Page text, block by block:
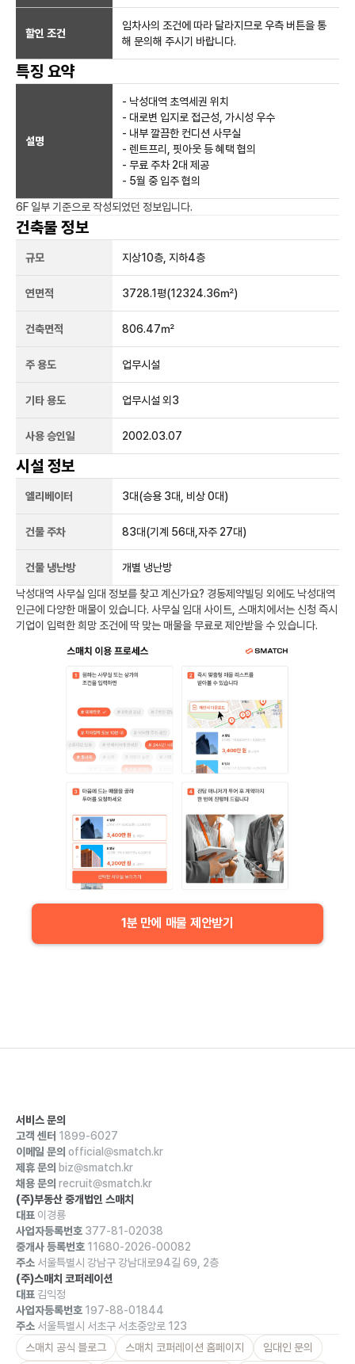
할인 조건
임차사의 조건에 따라 달라지므로 우측 버튼을 통
해 문의해 주시기 바랍니다.
특징 요약
설명
- 낙성대역 초역세권 위치
- 대로변 입지로 접근성, 가시성 우수
- 내부 깔끔한 컨디션 사무실
- 렌트프리, 핏아웃 등 혜택 협의
- 무료 주차 2대 제공
- 5월 중 입주 협의
6F 일부 기준으로 작성되었던 정보입니다.
건축물 정보
규모 지상10층, 지하4층
연면적 3728.1평(12324.36㎡)
건축면적 806.47㎡
주 용도 업무시설
기타 용도 업무시설 외3
사용 승인일 2002.03.07
시설 정보
엘리베이터 3대(승용 3대, 비상 0대)
건물 주차 83대(기계 56대,자주 27대)
건물 냉난방 개별 냉난방
낙성대역 사무실 임대 정보를 찾고 계신가요? 경동제약빌딩 외에도 낙성대역
인근에 다양한 매물이 있습니다. 사무실 임대 사이트, 스매치에서는 신청 즉시
기업이 입력한 희망 조건에 딱 맞는 매물을 무료로 제안받을 수 있습니다.
1분 만에 매물 제안받기
서비스 문의
고객 센터 1899-6027
이메일 문의 official@smatch.kr
제휴 문의 biz@smatch.kr
채용 문의 recruit@smatch.kr
(주)부동산 중개법인 스매치
대표 이경룡
사업자등록번호 377-81-02038
중개사 등록번호 11680-2026-00082
주소 서울특별시 강남구 강남대로94길 69, 2층
(주)스매치 코퍼레이션
대표 김익정
사업자등록번호 197-88-01844
주소 서울특별시 서초구 서초중앙로 123
스매치 공식 블로그
스매치 코퍼레이션 홈페이지 임대인 문의